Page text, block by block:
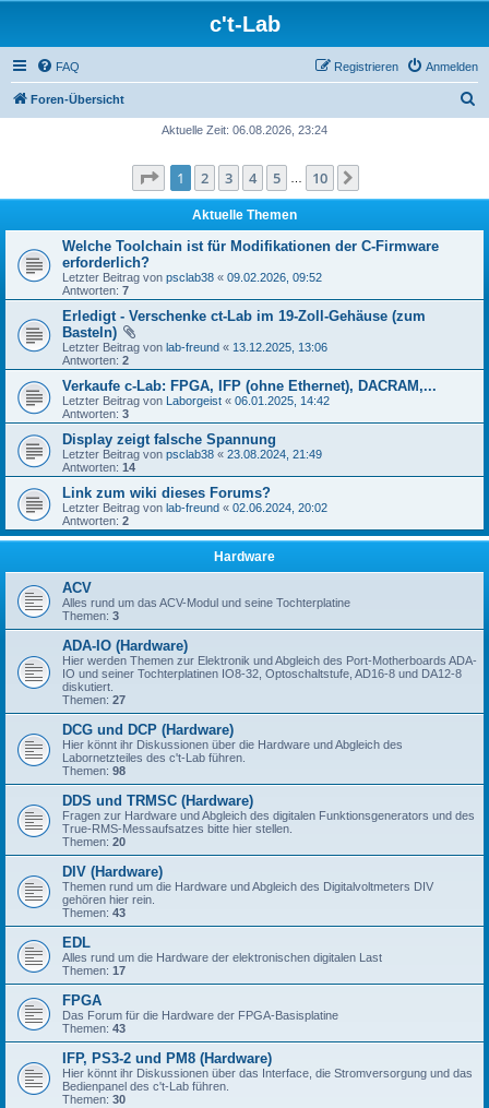
c't-Lab
FAQ Anmelden
Registrieren
Foren-Übersicht
e
Aktuelle Zeit: 06.08.2026, 23:24
Seite 1von 10
1 2 3 4 5 10
Aktuelle Themen
Welche Toolchain ist für Modifikationen der C-Firmware
erforderlich?
Letzter Beitrag von psclab38 « 09.02.2026, 09:52
Antworten: 7
Erledigt - Verschenke ct-Lab im 19-Zoll-Gehäuse (zum
Basteln)
Letzter Beitrag von lab-freund « 13.12.2025, 13:06
Antworten: 2
Verkaufe c-Lab: FPGA, IFP (ohne Ethernet), DACRAM,...
Letzter Beitrag von Laborgeist « 06.01.2025, 14:42
Antworten: 3
Display zeigt falsche Spannung
Letzter Beitrag von psclab38 « 23.08.2024, 21:49
Antworten: 14
Link zum wiki dieses Forums?
Letzter Beitrag von lab-freund « 02.06.2024, 20:02
Antworten: 2
Hardware
ACV
Alles rund um das ACV-Modul und seine Tochterplatine
Themen: 3
ADA-IO (Hardware)
Hier werden Themen zur Elektronik und Abgleich des Port-Motherboards ADA-
IO und seiner Tochterplatinen IO8-32, Optoschaltstufe, AD16-8 und DA12-8
diskutiert.
Themen: 27
DCG und DCP (Hardware)
Hier könnt ihr Diskussionen über die Hardware und Abgleich des
Labornetzteiles des c't-Lab führen.
Themen: 98
DDS und TRMSC (Hardware)
Fragen zur Hardware und Abgleich des digitalen Funktionsgenerators und des
True-RMS-Messaufsatzes bitte hier stellen.
Themen: 20
DIV (Hardware)
Themen rund um die Hardware und Abgleich des Digitalvoltmeters DIV
gehören hier rein.
Themen: 43
EDL
Alles rund um die Hardware der elektronischen digitalen Last
Themen: 17
FPGA
Das Forum für die Hardware der FPGA-Basisplatine
Themen: 43
IFP, PS3-2 und PM8 (Hardware)
Hier könnt ihr Diskussionen über das Interface, die Stromversorgung und das
Bedienpanel des c't-Lab führen.
Themen: 30